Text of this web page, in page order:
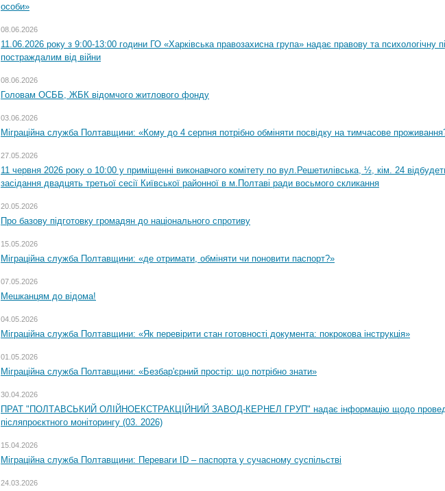
особи»
08.06.2026
11.06.2026 року з 9:00-13:00 години ГО «Харківська правозахисна група» надає правову та психологічну
постраждалим від війни
08.06.2026
Головам ОСББ, ЖБК відомчого житлового фонду
03.06.2026
Міграційна служба Полтавщини: «Кому до 4 серпня потрібно обміняти посвідку на тимчасове
27.05.2026
11 червня 2026 року о 10:00 у приміщенні виконавчого комітету по вул.Решетилівська, ½, кім. 24
засідання двадцять третьої сесії Київської районної в м.Полтаві ради восьмого скликання
20.05.2026
Про базову підготовку громадян до національного спротиву
15.05.2026
Міграційна служба Полтавщини: «де отримати, обміняти чи поновити паспорт?»
07.05.2026
Мешканцям до відома!
04.05.2026
Міграційна служба Полтавщини: «Як перевірити стан готовності документа: покрокова інструкція»
01.05.2026
Міграційна служба Полтавщини: «Безбар'єрний простір: що потрібно знати»
30.04.2026
ПРАТ "ПОЛТАВСЬКИЙ ОЛІЙНОЕКСТРАКЦІЙНИЙ ЗАВОД-КЕРНЕЛ ГРУП" надає інформацію щодо
післяпроєктного моніторингу (03. 2026)
15.04.2026
Міграційна служба Полтавщини: Переваги ID – паспорта у сучасному суспільстві
24.03.2026